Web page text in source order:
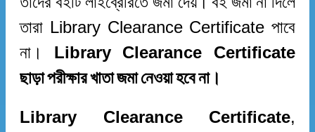
তারা Library Clearance Certificate পাবে
না ।
Library Clearance Certificate
ছাড়াপরীক্ষারখাতাজমানেওয়াহবেনা।
Library Clearance Certificate,